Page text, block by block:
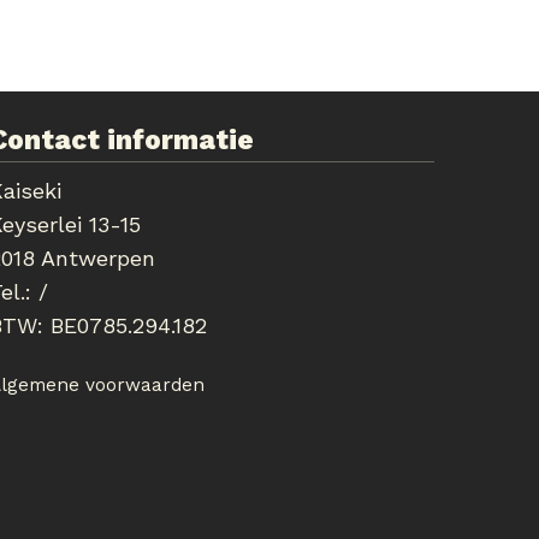
informatie
13-15
Antwerpen
/
BE0785.294.182
voorwaarden